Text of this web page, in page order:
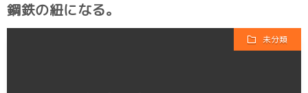
鋼鉄の紐になる。
未分類